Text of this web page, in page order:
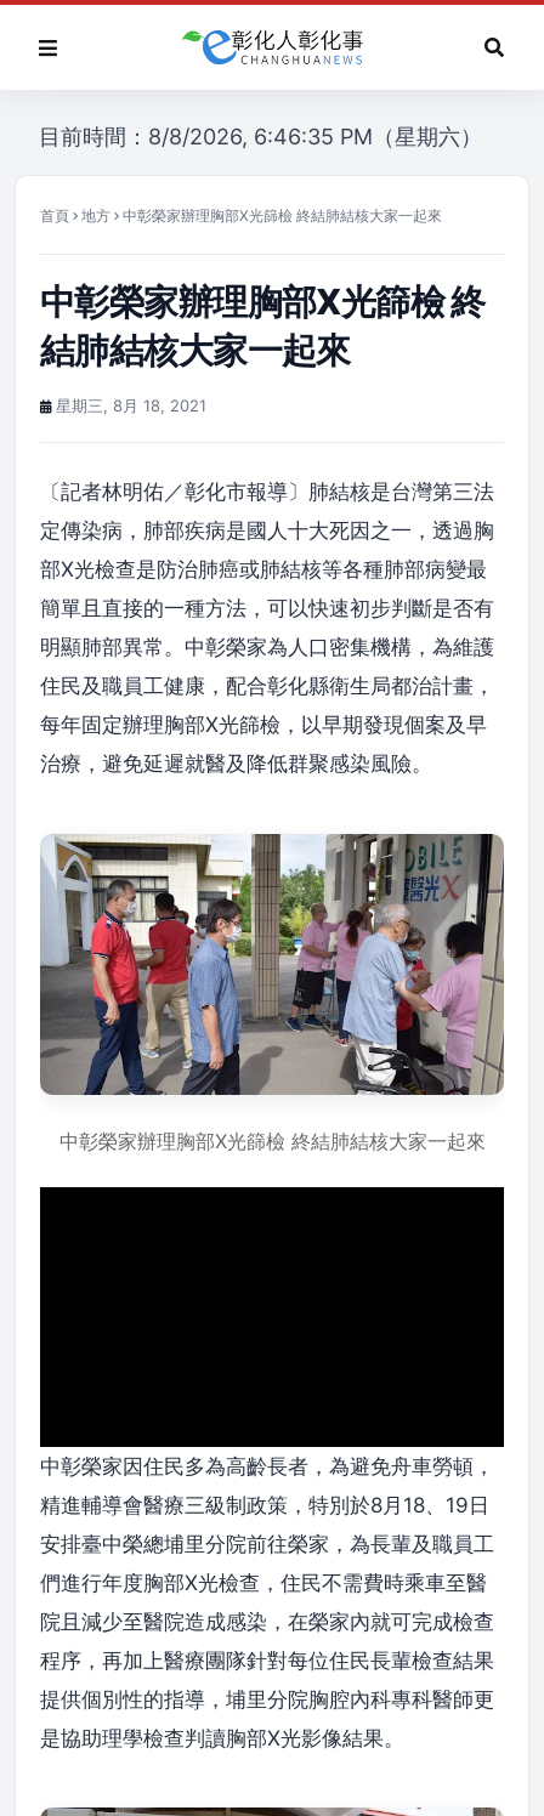
目前時間：8/8/2026, 6:46:35 PM（星期六）
首頁 地方 中彰榮家辦理胸部X光篩檢 終結肺結核大家一起來
中彰榮家辦理胸部X光篩檢 終
結肺結核大家一起來
星期三, 8月 18, 2021
〔記者林明佑／彰化市報導〕肺結核是台灣第三法
定傳染病，肺部疾病是國人十大死因之一，透過胸
部X光檢查是防治肺癌或肺結核等各種肺部病變最
簡單且直接的一種方法，可以快速初步判斷是否有
明顯肺部異常。中彰榮家為人口密集機構，為維護
住民及職員工健康，配合彰化縣衛生局都治計畫，
每年固定辦理胸部X光篩檢，以早期發現個案及早
治療，避免延遲就醫及降低群聚感染風險。
中彰榮家辦理胸部X光篩檢 終結肺結核大家一起來
中彰榮家因住民多為高齡長者，為避免舟車勞頓，
精進輔導會醫療三級制政策，特別於8月18、19日
安排臺中榮總埔里分院前往榮家，為長輩及職員工
們進行年度胸部X光檢查，住民不需費時乘車至醫
院且減少至醫院造成感染，在榮家內就可完成檢查
程序，再加上醫療團隊針對每位住民長輩檢查結果
提供個別性的指導，埔里分院胸腔內科專科醫師更
是協助理學檢查判讀胸部X光影像結果。